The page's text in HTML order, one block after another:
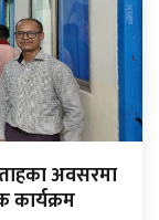
अवसरमा